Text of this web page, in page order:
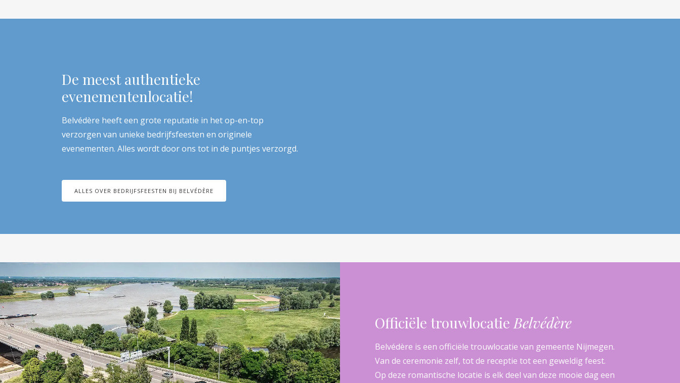
De meest authentieke
evenementenlocatie!
Belvédère heeft een grote reputatie in het op-en-top
verzorgen van unieke bedrijfsfeesten en originele
evenementen. Alles wordt door ons tot in de puntjes verzorgd.
ALLES OVER BEDRIJFSFEESTEN BIJ BELVÉDÈRE
Officiële trouwlocatie Belvédère
Belvédère is een officiële trouwlocatie van gemeente Nijmegen.
Van de ceremonie zelf, tot de receptie tot een geweldig feest.
Op deze romantische locatie is elk deel van deze mooie dag een